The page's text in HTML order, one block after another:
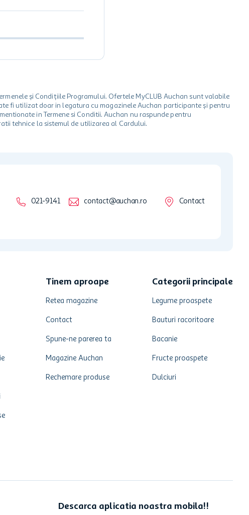
și Condițiile Programului. Ofertele MyCLUB Auchan sunt valabile
fi utilizat doar in legatura cu magazinele Auchan participante și pentru
in Termene si Conditii. Auchan nu raspunde pentru
tehnice la sistemul de utilizarea al Cardului.
021-9141 contact@auchan.ro Contact
Tinem aproape
Retea magazine
Contact
Spune-ne parerea ta
Magazine Auchan
Rechemare produse
Categorii principale
Legume proaspete
Bauturi racoritoare
Bacanie
Fructe proaspete
Dulciuri
Descarca aplicatia noastra mobila!!